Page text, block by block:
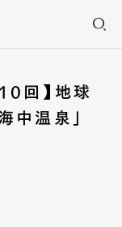
回】地球
中温泉」